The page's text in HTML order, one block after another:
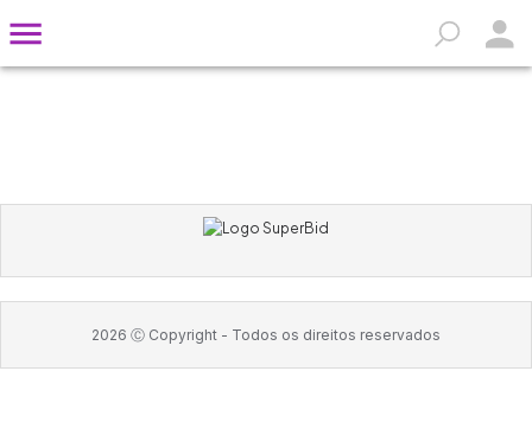
2026 Ⓒ Copyright - Todos os direitos reservados